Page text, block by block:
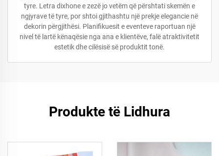
tyre. Letra dixhone e zezë jo vetëm që përshtati skemën e
ngjyrave të tyre, por shtoi gjithashtu një prekje elegancie në
dekorin përgjithësi. Planifikuesit e eventeve raportuan një
nivel të lartë kënaqësie nga ana e klientëve, falë atraktivitetit
estetik dhe cilësisë së produktit tonë.
Produkte të Lidhura